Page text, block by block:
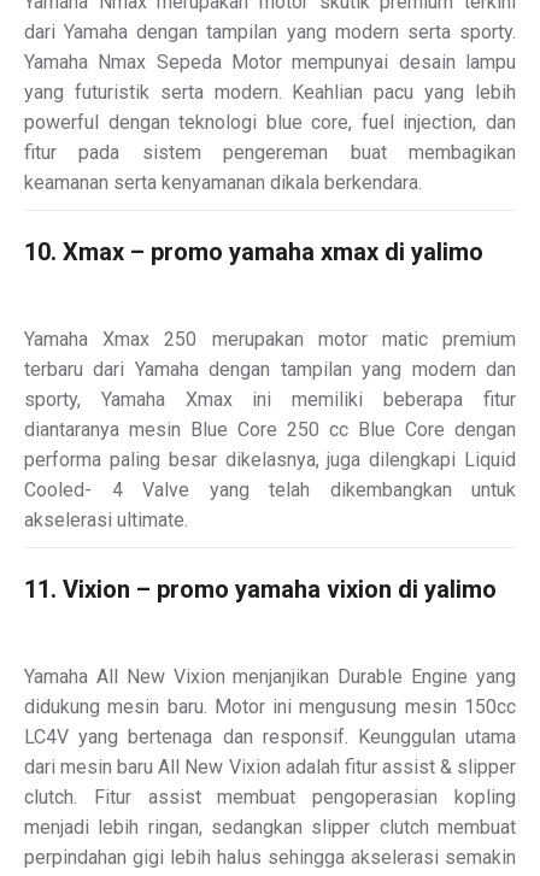
dari Yamaha dengan tampilan yang modern serta sporty.
Yamaha Nmax Sepeda Motor mempunyai desain lampu
yang futuristik serta modern. Keahlian pacu yang lebih
powerful dengan teknologi blue core, fuel injection, dan
fitur pada sistem pengereman buat membagikan
keamanan serta kenyamanan dikala berkendara.
10. Xmax – promo yamaha xmax di yalimo
Yamaha Xmax 250 merupakan motor matic premium
terbaru dari Yamaha dengan tampilan yang modern dan
sporty, Yamaha Xmax ini memiliki beberapa fitur
diantaranya mesin Blue Core 250 cc Blue Core dengan
performa paling besar dikelasnya, juga dilengkapi Liquid
Cooled- 4 Valve yang telah dikembangkan untuk
akselerasi ultimate.
11. Vixion – promo yamaha vixion di yalimo
Yamaha All New Vixion menjanjikan Durable Engine yang
didukung mesin baru. Motor ini mengusung mesin 150cc
LC4V yang bertenaga dan responsif. Keunggulan utama
dari mesin baru All New Vixion adalah fitur assist & slipper
clutch. Fitur assist membuat pengoperasian kopling
menjadi lebih ringan, sedangkan slipper clutch membuat
perpindahan gigi lebih halus sehingga akselerasi semakin